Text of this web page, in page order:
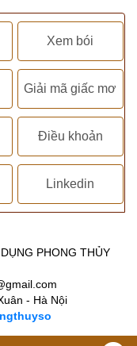
Xem bói
Giải mã giấc mơ
Điều khoản
Linkedin
PHONG THỦY
- Hà Nội